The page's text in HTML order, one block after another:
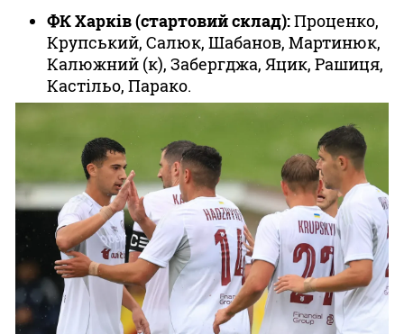
ФК Харків (стартовий склад):Проценко,
Крупський, Салюк, Шабанов, Мартинюк,
Калюжний (к), Забергджа, Яцик, Рашиця,
Кастільо, Парако.